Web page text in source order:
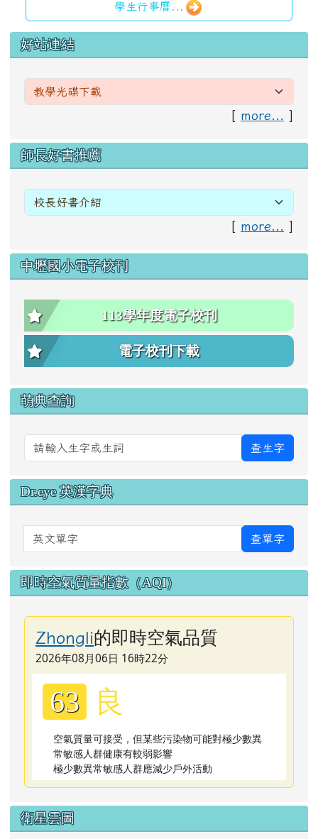
學生行事曆...
左邊區域內容
好站連結
[ more... ]
右邊區域內容
師長好書推薦
[ more... ]
中壢國小電子校刊
113學年度電子校刊
電子校刊下載
萌典查詢
查生字
Dr.eye 英漢字典
英文單字 查單字
即時空氣質量指數（AQI）
Zhongli的即時空氣品質
2026年08月06日 16時22分
63 良
空氣質量可接受，但某些污染物可能對極少數異
常敏感人群健康有較弱影響
極少數異常敏感人群應減少戶外活動
衛星雲圖